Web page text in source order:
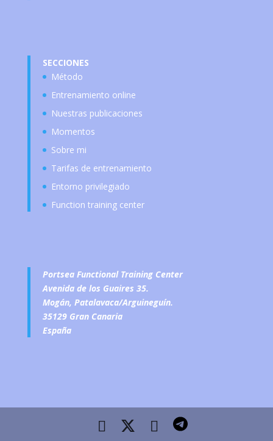
SECCIONES
Método
Entrenamiento online
Nuestras publicaciones
Momentos
Sobre mi
Tarifas de entrenamiento
Entorno privilegiado
Function training center
Portsea Functional Training Center
Avenida de los Guaires 35.
Mogán, Patalavaca/Arguineguín.
35129 Gran Canaria
España